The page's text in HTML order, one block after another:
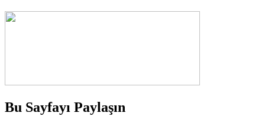
Bu Sayfayı Paylaşın